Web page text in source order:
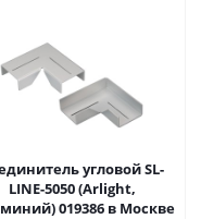
угловой SL-
LINE-5050 (Arlight,
Алюминий) 019386 в Москве